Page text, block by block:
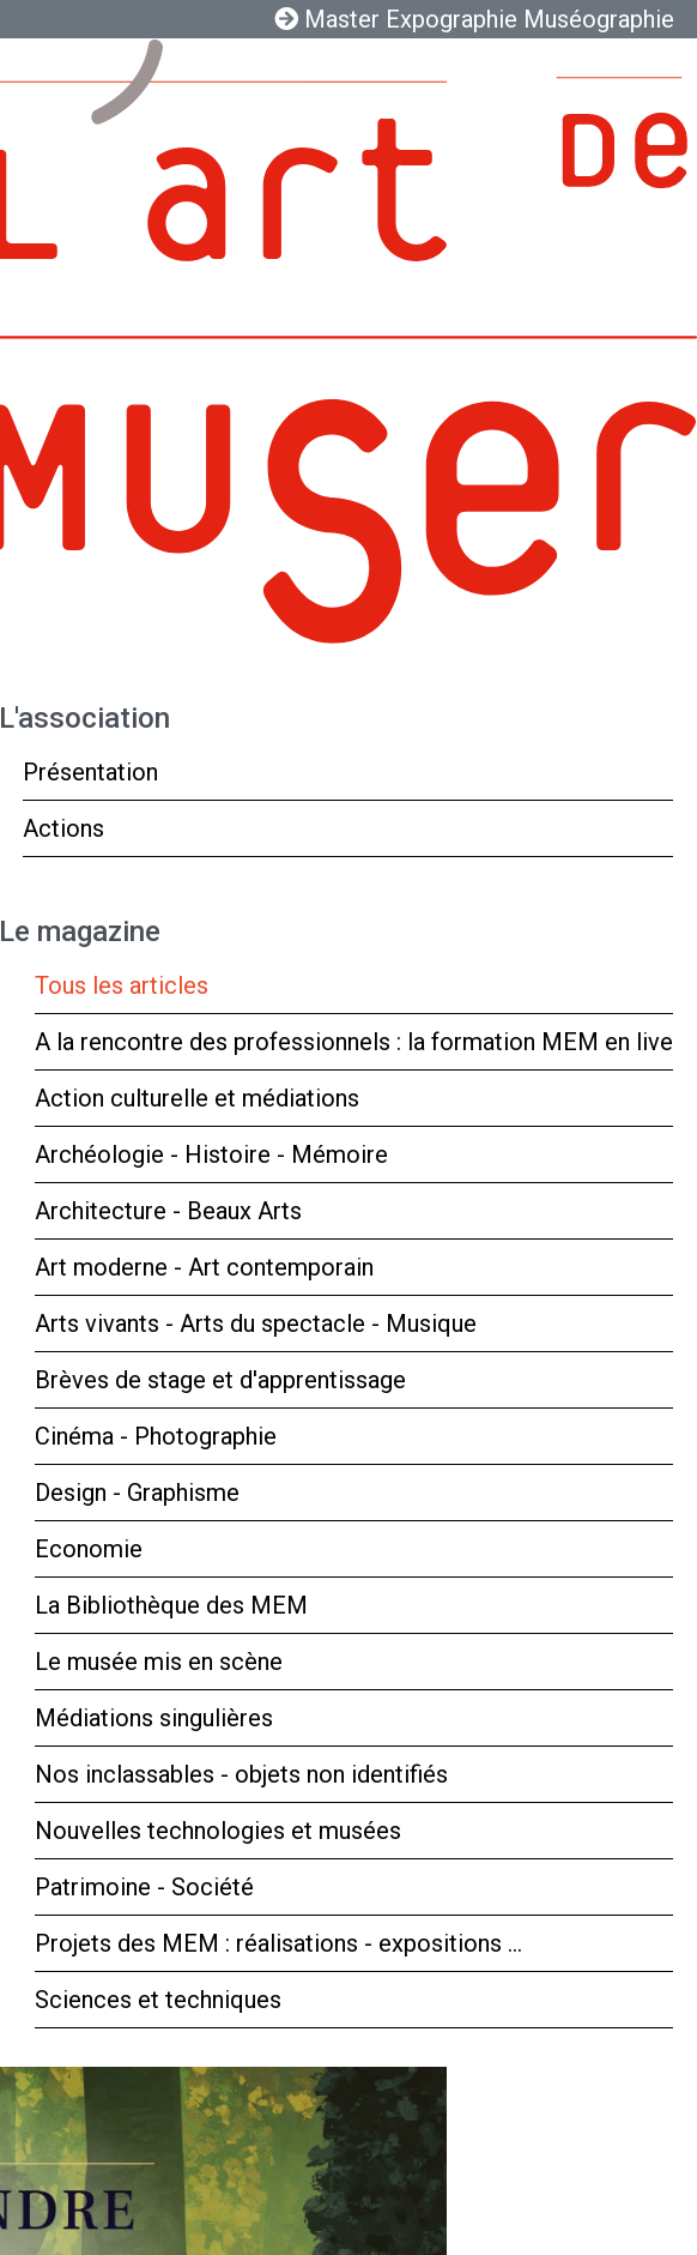
Master Expographie Muséographie
L'association
Présentation
Actions
Le magazine
Tous les articles
A la rencontre des professionnels : la formation MEM en live
Action culturelle et médiations
Archéologie - Histoire - Mémoire
Architecture - Beaux Arts
Art moderne - Art contemporain
Arts vivants - Arts du spectacle - Musique
Brèves de stage et d'apprentissage
Cinéma - Photographie
Design - Graphisme
Economie
La Bibliothèque des MEM
Le musée mis en scène
Médiations singulières
Nos inclassables - objets non identifiés
Nouvelles technologies et musées
Patrimoine - Société
Projets des MEM : réalisations - expositions …
Sciences et techniques